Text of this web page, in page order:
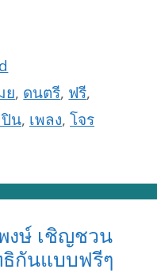
ย, ดนตรี, ฟรี,
น, เพลง, โจร
งษ์ เชิญชวน
กันแบบฟรีๆ